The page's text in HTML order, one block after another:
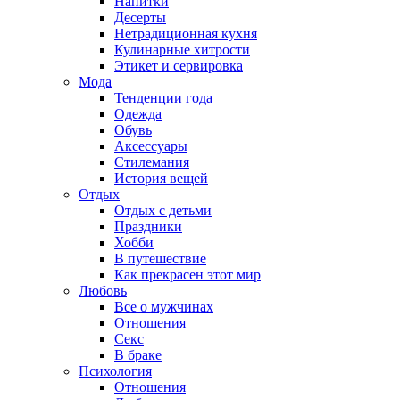
Десерты
Нетрадиционная кухня
Кулинарные хитрости
Этикет и сервировка
Мода
Тенденции года
Одежда
Обувь
Аксессуары
Стилемания
История вещей
Отдых
Отдых с детьми
Праздники
Хобби
В путешествие
Как прекрасен этот мир
Любовь
Все о мужчинах
Отношения
Секс
В браке
Психология
Отношения